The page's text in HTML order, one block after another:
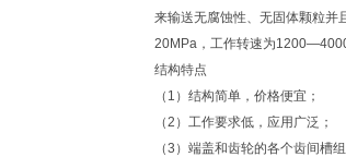
来输送无腐蚀性、无固体颗粒
20MPa，工作转速为
结构特点
（1）结构简单，价格便宜；
（2）工作要求低，应用广泛；
（3）端盖和齿轮的各个齿间槽